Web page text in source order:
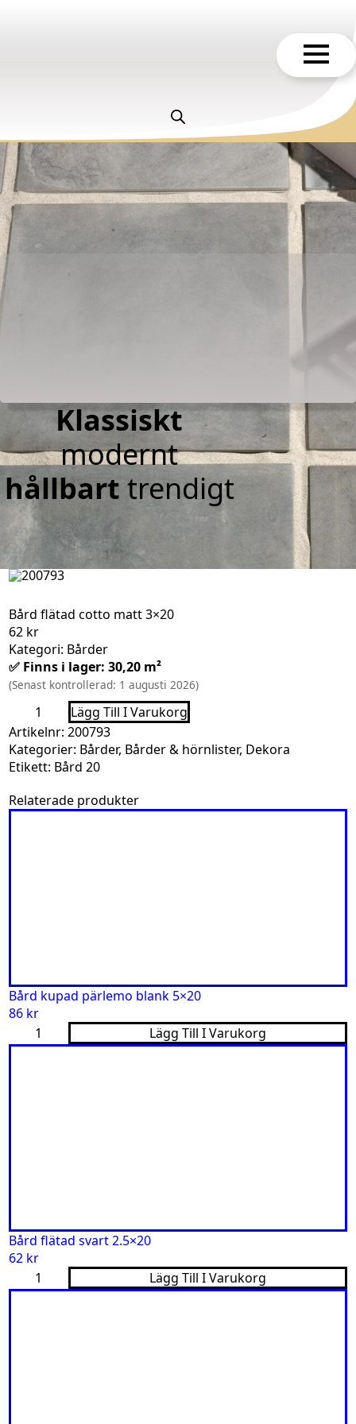
Klassiskt
modernt
hållbart trendigt
Bård flätad cotto matt 3×20
62 kr
Kategori: Bårder
✅ Finns i lager: 30,20 m²
(Senast kontrollerad: 1 augusti 2026)
Bård
flätad
cotto
matt
3x20
mängd
Lägg Till I Varukorg
Artikelnr:200793
Kategorier: Bårder, Bårder & hörnlister, Dekora
Etikett: Bård 20
Relaterade produkter
Bård kupad pärlemo blank 5×20
86 kr
Bård
kupad Lägg Till I Varukorg
Bård flätad svart 2.5×20
62 kr
Bård
flätad Lägg Till I Varukorg